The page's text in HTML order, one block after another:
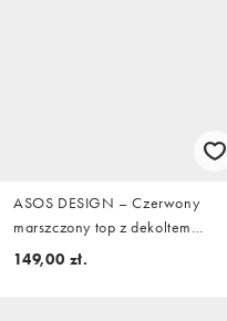
ASOS DESIGN – Czerwony
marszczony top z dekoltem
halter
149,00 zł.